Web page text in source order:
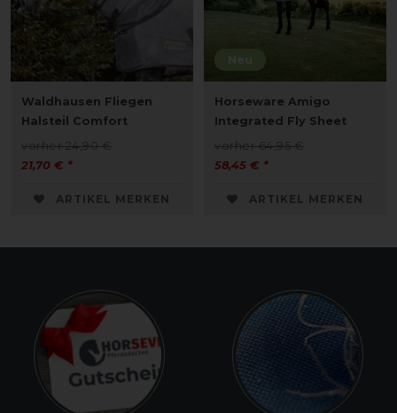
Waldhausen Fliegen
Halsteil Comfort
vorher 24,90 €
21,70 € *
ARTIKEL MERKEN
Neu
Horseware Amigo
Integrated Fly Sheet
vorher 64,95 €
58,45 € *
ARTIKEL MERKEN